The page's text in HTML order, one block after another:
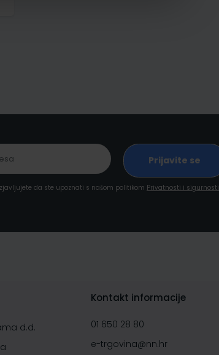
da ste upoznati s našom politikom Privatnosti i sigurnosti
d.d.
Kontakt informacije
01 650 28 80
e-trgovina@nn.hr